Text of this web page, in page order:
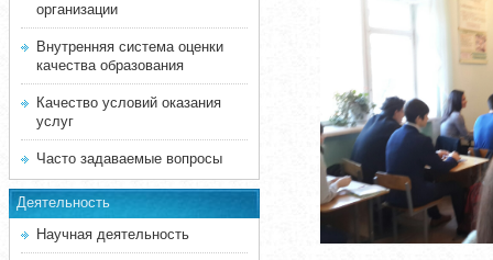
организации
Внутренняя система оценки
качества образования
Качество условий оказания
услуг
Часто задаваемые вопросы
Деятельность
Научная деятельность